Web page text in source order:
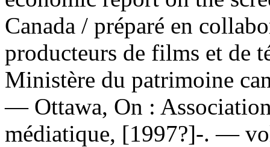
Canada / préparé en
producteurs de films et de
Ministère du patrimoine
— Ottawa, On :
médiatique, [1997?]-. —